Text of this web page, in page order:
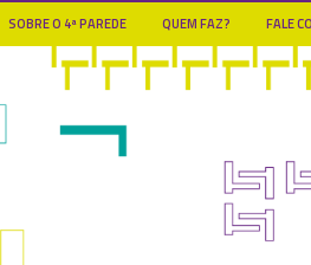
SOBRE O 4ª PAREDE QUEM FAZ? FALE